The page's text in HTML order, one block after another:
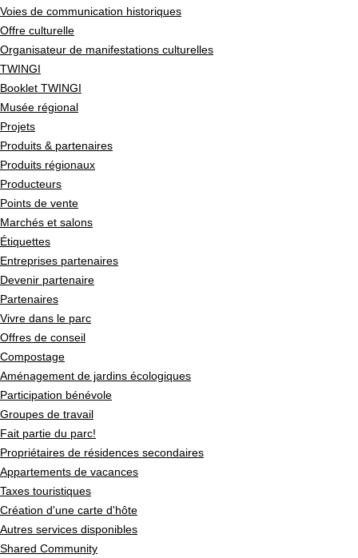
Voies de communication historiques
Offre culturelle
Organisateur de manifestations culturelles
TWINGI
Booklet TWINGI
Musée régional
Projets
Produits & partenaires
Produits régionaux
Producteurs
Points de vente
Marchés et salons
Étiquettes
Entreprises partenaires
Devenir partenaire
Partenaires
Vivre dans le parc
Offres de conseil
Compostage
Aménagement de jardins écologiques
Participation bénévole
Groupes de travail
Fait partie du parc!
Propriétaires de résidences secondaires
Appartements de vacances
Taxes touristiques
Création d'une carte d'hôte
Autres services disponibles
Shared Community